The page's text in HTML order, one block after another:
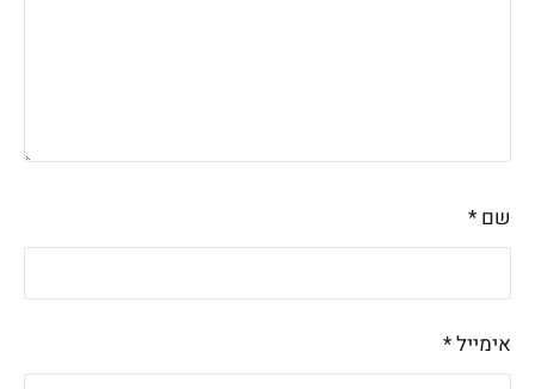
שם *
אימייל*